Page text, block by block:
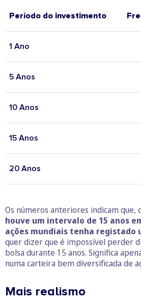
Período do investimento
1 Ano
5 Anos
10 Anos
15 Anos
20 Anos
Os números anteriores indicam que,
houve um intervalo de 15 anos
ações mundiais tenha registado
quer dizer que é impossível perder
bolsa durante 15 anos. Significa
numa carteira bem diversificada de
Mais realismo